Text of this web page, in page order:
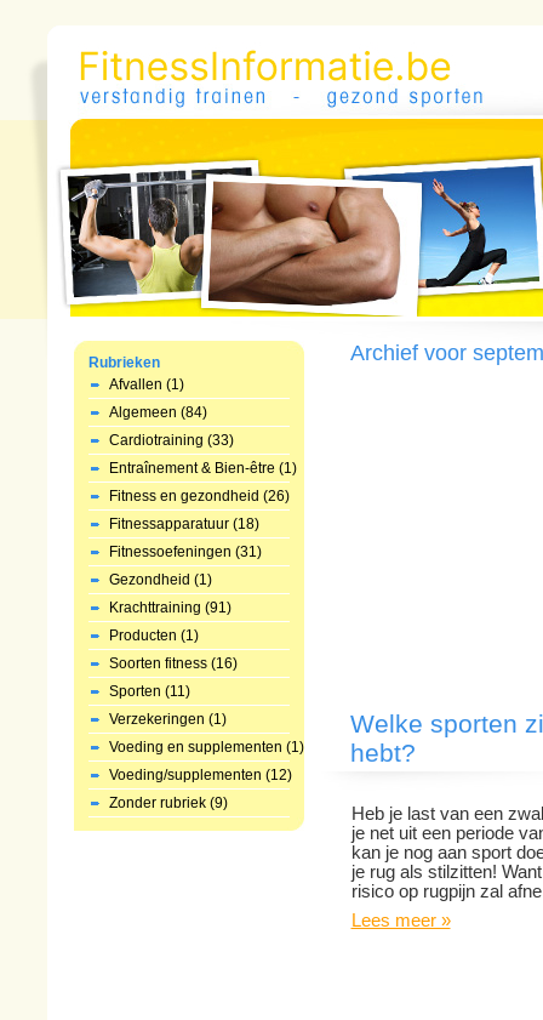
Rubrieken
Afvallen (1)
Algemeen (84)
Cardiotraining (33)
Entraînement & Bien-être (1)
Fitness en gezondheid (26)
Fitnessapparatuur (18)
Fitnessoefeningen (31)
Gezondheid (1)
Krachttraining (91)
Producten (1)
Soorten fitness (16)
Sporten (11)
Verzekeringen (1)
Voeding en supplementen (1)
Voeding/supplementen (12)
Zonder rubriek (9)
Archief voor
Welke sporten
hebt?
Heb je last van een
je net uit een periode
kan je nog aan sport
je rug als stilzitten!
risico op rugpijn zal
Lees meer »